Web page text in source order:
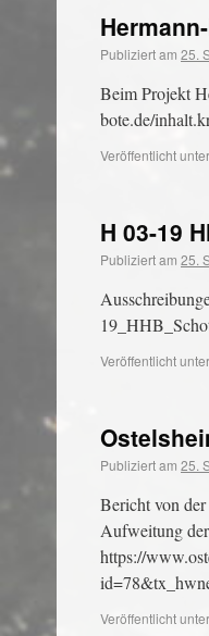
Publiziert am 25.
Beim Projekt
bote.de/
Veröffentlicht unter
H 03-19
Publiziert am 25.
Veröffentlicht unter
Publiziert am 25.
Bericht von
Aufweitung
https://
Veröffentlicht unter